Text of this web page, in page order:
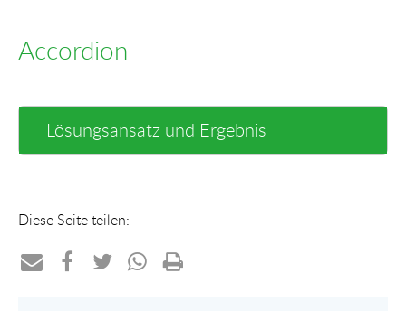
Accordion
Lösungsansatz und Ergebnis
Diese Seite teilen: